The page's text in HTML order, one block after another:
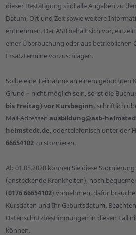
dieser Bestätigung sind alle Angaben zu
Datum, Ort und Zeit sowie weitere
entnehmen. Der ASB behält sich vor,
einer Überbuchung oder aus betrieblichen
Ersatztermine vorzuschlagen.
Sollte eine Teilnahme an einem gebuchten
Grund – nicht möglich sein, so ist die
bis Freitag) vor Kursbeginn, schriftlich
Mail-Adressen ausbildung@asb-
helmstedt.de, oder telefonisch unter der
66654102zu stornieren.
Ab 01.05.2020 können Sie diese
(ansteckende Krankheiten), noch
(0176 66654102) vornehmen, dafür
Kursdaten und Ihr Geburtsdatum.
Datenschutzbestimmungen in diesen Fall
können.